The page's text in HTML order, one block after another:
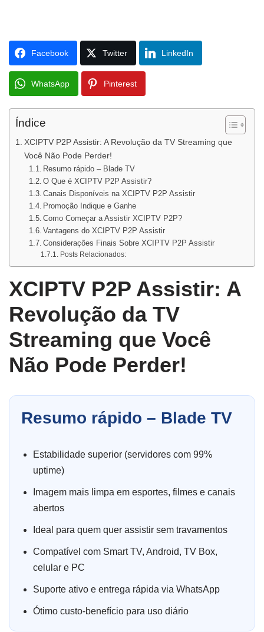
Facebook Twitter LinkedIn
WhatsApp Pinterest
Índice
XCIPTV P2P Assistir: A Revolução da TV Streaming que
Você Não Pode Perder!
Resumo rápido – Blade TV
O Que é XCIPTV P2P Assistir?
Canais Disponíveis na XCIPTV P2P Assistir
Promoção Indique e Ganhe
Como Começar a Assistir XCIPTV P2P?
Vantagens do XCIPTV P2P Assistir
Considerações Finais Sobre XCIPTV P2P Assistir
Posts Relacionados:
XCIPTV P2P Assistir: A
Revolução da TV
Streaming que Você
Não Pode Perder!
Resumo rápido – Blade TV
Estabilidade superior (servidores com 99%
uptime)
Imagem mais limpa em esportes, filmes e canais
abertos
Ideal para quem quer assistir sem travamentos
Compatível com Smart TV, Android, TV Box,
celular e PC
Suporte ativo e entrega rápida via WhatsApp
Ótimo custo-benefício para uso diário